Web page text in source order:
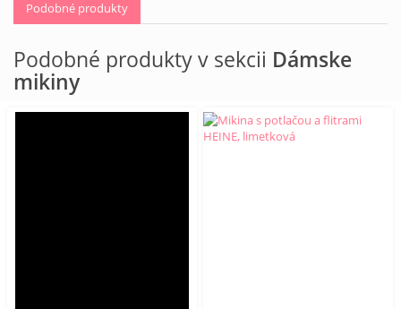
Podobné produkty
Podobné produkty v sekcii Dámske
mikiny